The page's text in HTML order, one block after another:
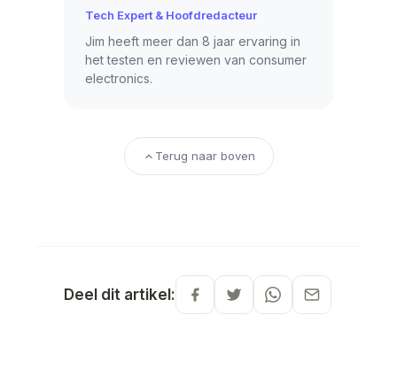
Tech Expert & Hoofdredacteur
Jim heeft meer dan 8 jaar ervaring in
het testen en reviewen van consumer
electronics.
Terug naar boven
Deel dit artikel: